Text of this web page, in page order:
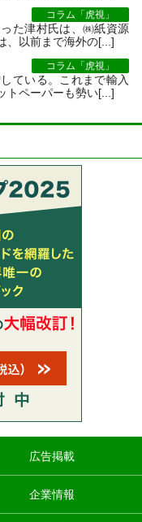
コラム「虎視」
た津村氏は、㈱紙資源
、以前まで海外の[...]
コラム「虎視」
ている。これまで輸入
トペーパーも勢い[...]
広告掲載
企業情報